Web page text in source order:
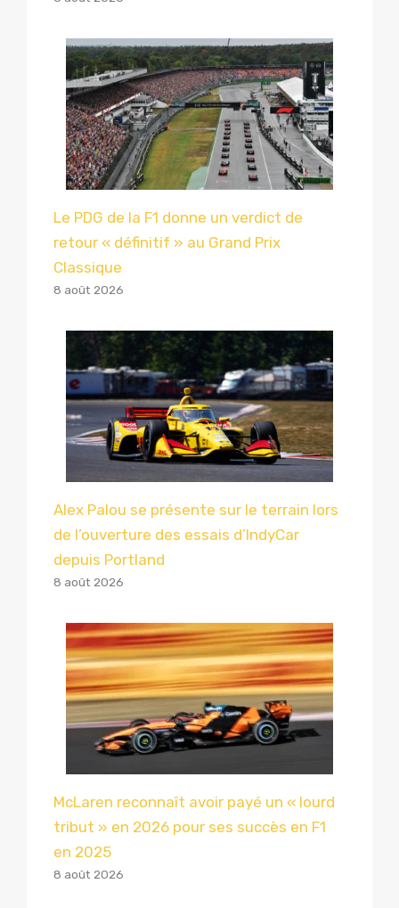
Le PDG de la F1 donne un verdict de
retour « définitif » au Grand Prix
Classique
8 août 2026
Alex Palou se présente sur le terrain lors
de l’ouverture des essais d’IndyCar
depuis Portland
8 août 2026
McLaren reconnaît avoir payé un « lourd
tribut » en 2026 pour ses succès en F1
en 2025
8 août 2026